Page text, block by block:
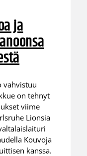
ja
vahvistuu
on tehnyt
viime
Lionsia
Kouvoja
kanssa.